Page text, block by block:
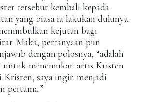
tersebut kembali kepada
yang biasa ia lakukan dulunya.
kejutan bagi
Maka, pertanyaan pun
dengan polosnya, “adalah
untuk menemukan artis Kristen
saya ingin menjadi
pertama.”